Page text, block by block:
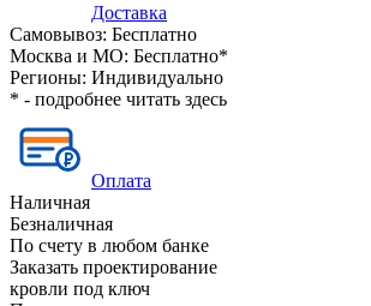
Доставка
Самовывоз: Бесплатно
Москва и МО: Бесплатно*
Регионы: Индивидуально
* - подробнее читать здесь
Оплата
Наличная
Безналичная
По счету в любом банке
Заказать проектирование
кровли под ключ